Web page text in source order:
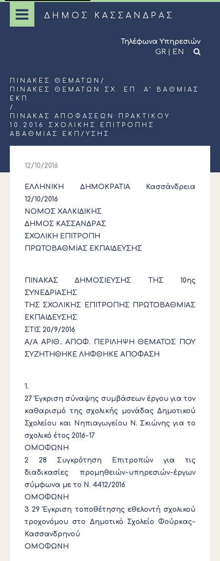
ΔΗΜΟΣ ΚΑΣΣΑΝΔΡΑΣ
Τηλέφωνα Υπηρεσιών
GR | EN
ΠΊΝΑΚΕΣ ΘΕΜΆΤΩΝ /
ΠΊΝΑΚΕΣ ΘΕΜΆΤΩΝ ΣΧ. ΕΠ. Α’ ΒΆΘΜΙΑΣ
ΕΚΠ.
/
ΠΙΝΑΚΑΣ ΑΠΟΦΑΣΕΩΝ ΠΡΑΚΤΙΚΟΥ
10.2016 ΣΧΟΛΙΚΗΣ ΕΠΙΤΡΟΠΗΣ
ΑΒΑΘΜΙΑΣ ΕΚΠ/ΥΣΗΣ
12/10/2016
ΕΛΛΗΝΙΚΗ ΔΗΜΟΚΡΑΤΙΑ Κασσάνδρεια
12/10/2016
ΝΟΜΟΣ ΧΑΛΚΙΔΙΚΗΣ
ΔΗΜΟΣ ΚΑΣΣΑΝΔΡΑΣ
ΣΧΟΛΙΚΗ ΕΠΙΤΡΟΠΗ
ΠΡΩΤΟΒΑΘΜΙΑΣ ΕΚΠΑΙΔΕΥΣΗΣ
ΠΙΝΑΚΑΣ ΔΗΜΟΣΙΕΥΣΗΣ ΤΗΣ 10ης
ΣΥΝΕΔΡΙΑΣΗΣ
ΤΗΣ ΣΧΟΛΙΚΗΣ ΕΠΙΤΡΟΠΗΣ ΠΡΩΤΟΒΑΘΜΙΑΣ
ΕΚΠΑΙΔΕΥΣΗΣ
ΣΤΙΣ 20/9/2016
Α/Α ΑΡΙΘ.. ΑΠΟΦ. ΠΕΡΙΛΗΨΗ ΘΕΜΑΤΟΣ ΠΟΥ
ΣΥΖΗΤΗΘΗΚΕ ΛΗΦΘΗΚΕ ΑΠΟΦΑΣΗ
1.
27 Έγκριση σύναψης συμβάσεων έργου για τον
καθαρισμό της σχολικής μονάδας Δημοτικού
Σχολείου και Νηπιαγωγείου Ν. Σκιώνης για το
σχολικό έτος 2016-17
ΟΜΟΦΩΝΗ
2 28 Συγκρότηση Επιτροπών για τις
διαδικασίες προμηθειών-υπηρεσιών-έργων
σύμφωνα με το Ν. 4412/2016
ΟΜΟΦΩΝΗ
3 29 Έγκριση τοποθέτησης εθελοντή σχολικού
τροχονόμου στο Δημοτικό Σχολείο Φούρκας-
Κασσανδρηνού
ΟΜΟΦΩΝΗ